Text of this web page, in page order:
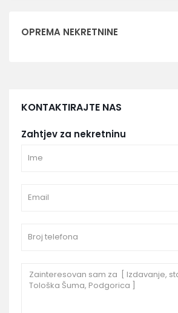
OPREMA NEKRETNINE
KONTAKTIRAJTE NAS
Zahtjev za nekretninu